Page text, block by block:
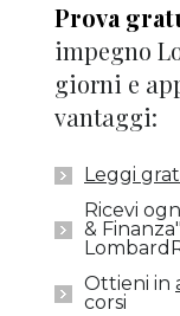
Prova
impegno
giorni e
vantaggi:
Leggi
Ricevi
&
Ottieni in
corsi